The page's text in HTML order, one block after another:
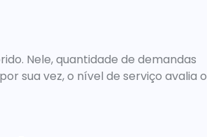
Nele, quantidade de demandas
sua vez, o nível de serviço avalia o